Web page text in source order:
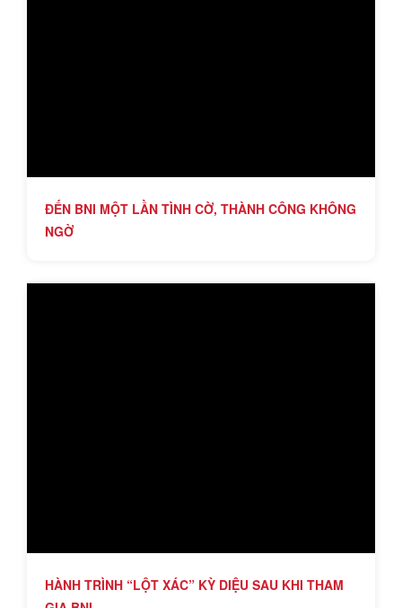
ĐẾN BNI MỘT LẦN TÌNH CỜ, THÀNH CÔNG KHÔNG
NGỜ
HÀNH TRÌNH “LỘT XÁC” KỲ DIỆU SAU KHI THAM